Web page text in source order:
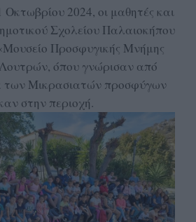
2024, οι μαθητές και
Σχολείου Παλαιοκήπου
Προσφυγικής Μνήμης
όπου γνώρισαν από
των Μικρασιατών προσφύγων
στην περιοχή.